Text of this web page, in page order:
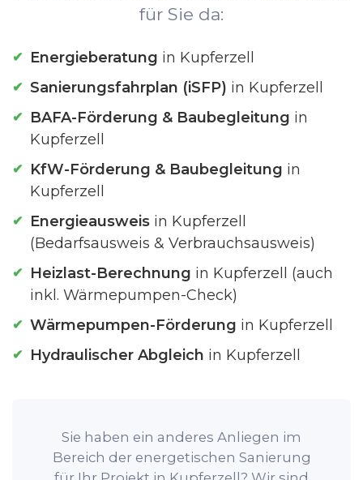
für Sie da:
Energieberatung in Kupferzell
Sanierungsfahrplan (iSFP) in Kupferzell
BAFA-Förderung & Baubegleitung in
Kupferzell
KfW-Förderung & Baubegleitung in
Kupferzell
Energieausweis in Kupferzell
(Bedarfsausweis & Verbrauchsausweis)
Heizlast-Berechnung in Kupferzell (auch
inkl. Wärmepumpen-Check)
Wärmepumpen-Förderung in Kupferzell
Hydraulischer Abgleich in Kupferzell
Sie haben ein anderes Anliegen im
Bereich der energetischen Sanierung